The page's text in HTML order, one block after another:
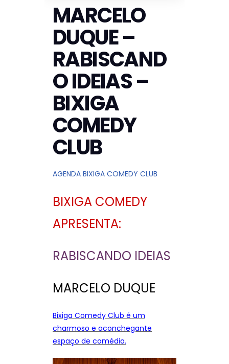
MARCELO
DUQUE –
RABISCAND
O IDEIAS –
BIXIGA
COMEDY
CLUB
AGENDA BIXIGA COMEDY CLUB
BIXIGA COMEDY
APRESENTA:
RABISCANDO IDEIAS
MARCELO DUQUE
Bixiga Comedy Club é um
charmoso e aconchegante
espaço de comédia.